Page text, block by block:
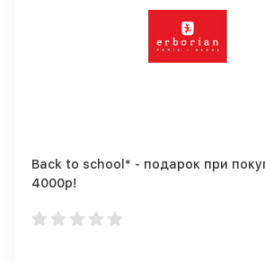
Back to school* - подарок при
4000р!